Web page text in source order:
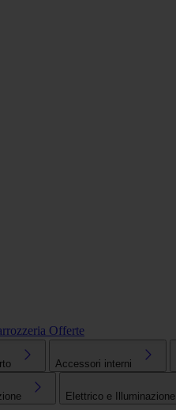
Offerte
Accessori interni
Elettrico e Illuminazione